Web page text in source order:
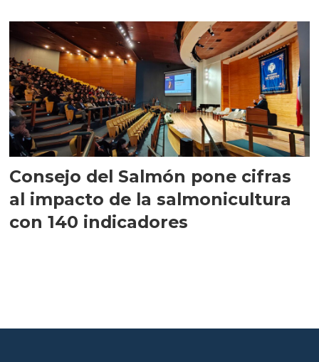
Consejo del Salmón pone cifras
al impacto de la salmonicultura
con 140 indicadores